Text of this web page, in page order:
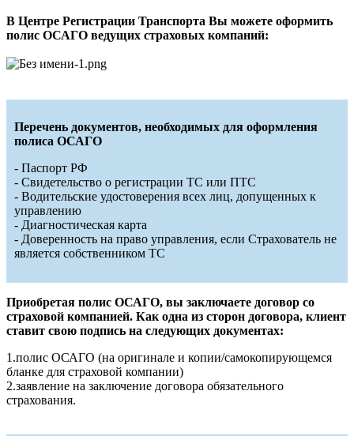
В Центре Регистрации Транспорта Вы можете оформить
полис ОСАГО ведущих страховых компаний:
Перечень документов, необходимых для оформления
полиса ОСАГО
- Паспорт РФ
- Свидетельство о регистрации ТС или ПТС
- Водительские удостоверения всех лиц, допущенных к
управлению
- Диагностическая карта
- Доверенность на право управления, если Страхователь не
является собственником ТС
Приобретая полис ОСАГО, вы заключаете договор со
страховой компанией. Как одна из сторон договора, клиент
ставит свою подпись на следующих документах:
1.полис ОСАГО (на оригинале и копии/самокопирующемся
бланке для страховой компании)
2.заявление на заключение договора обязательного
страхования.